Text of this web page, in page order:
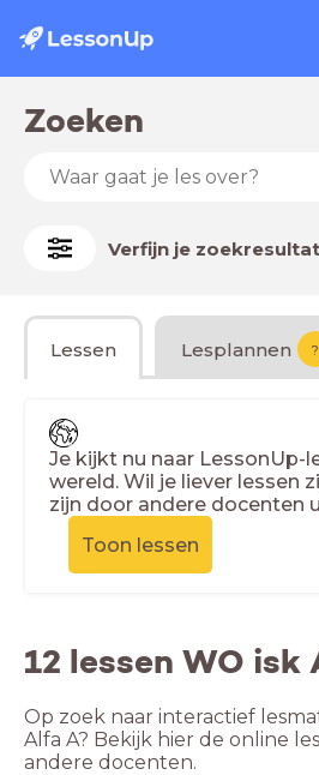
Zoeken
Verfijn je
Lessen Lesplannen ?
Je kijkt nu naar LessonUp-
wereld. Wil je liever lessen
zijn door andere docenten
Toon lessen
12 lessen WO isk
Op zoek naar interactief
Alfa A? Bekijk hier de online
andere docenten.